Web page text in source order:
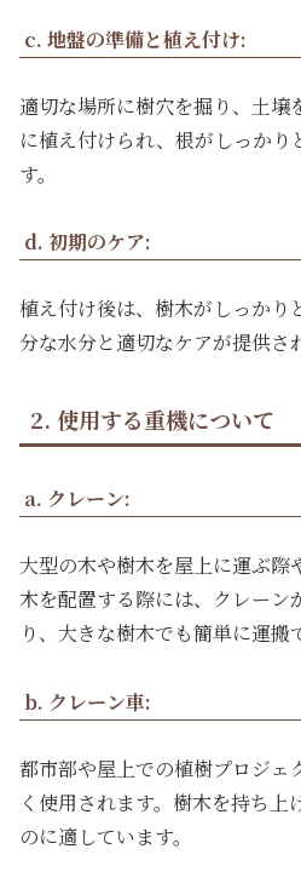
c. 地盤の準備と植え付け:
適切な場所に樹穴を掘り、土壌
に植え付けられ、根がしっかり
す。
d. 初期のケア:
植え付け後は、樹木がしっかり
分な水分と適切なケアが提供さ
2. 使用する重機について
a. クレーン:
大型の木や樹木を屋上に運ぶ際
木を配置する際には、クレーン
り、大きな樹木でも簡単に運搬
b. クレーン車:
都市部や屋上での植樹プロジェ
く使用されます。樹木を持ち上
のに適しています。